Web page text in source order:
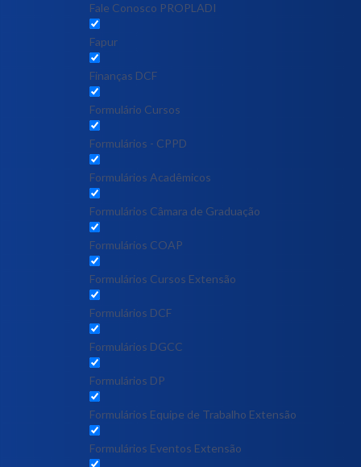
Fale Conosco PROPLADI
Fapur
Finanças DCF
Formulário Cursos
Formulários - CPPD
Formulários Acadêmicos
Formulários Câmara de Graduação
Formulários COAP
Formulários Cursos Extensão
Formulários DCF
Formulários DGCC
Formulários DP
Formulários Equipe de Trabalho Extensão
Formulários Eventos Extensão